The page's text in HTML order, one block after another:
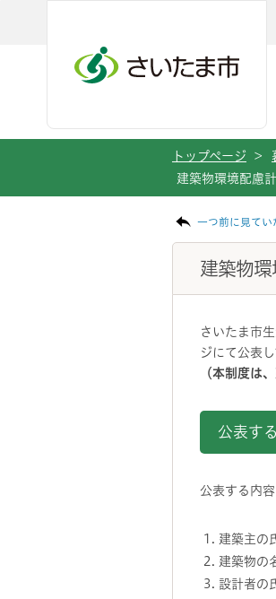
トップページ >
建築物環境配慮
一つ前に見てい
建築物
さいたま市
ジにて公表し
（本制度は
公表す
公表する内容
建築主の
建築物の
設計者の